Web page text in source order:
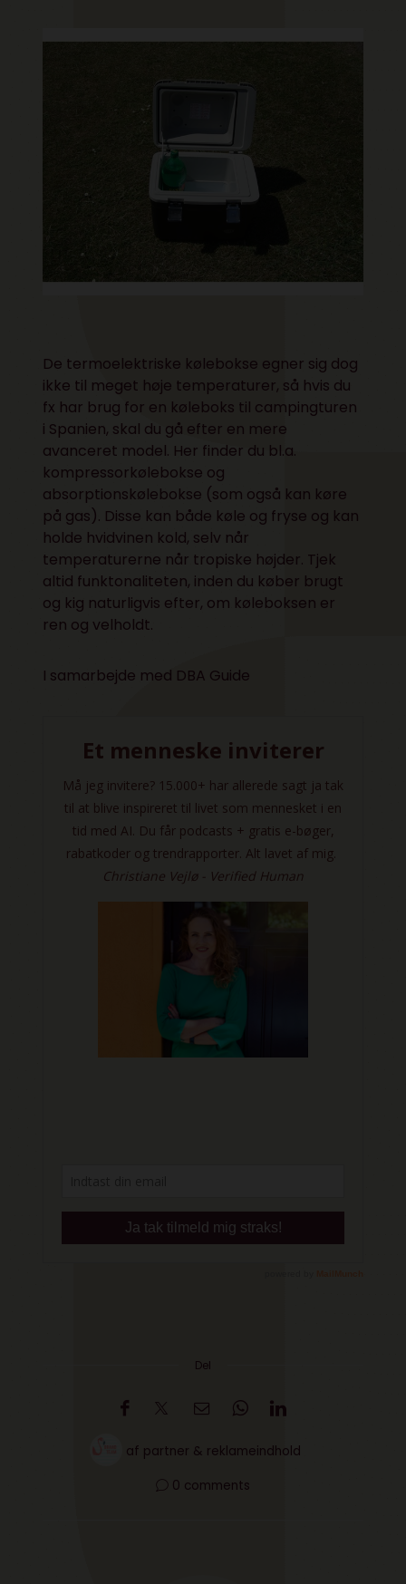
De termoelektriske kølebokse egner sig dog
ikke til meget høje temperaturer, så hvis du
fx har brug for en køleboks til campingturen
i Spanien, skal du gå efter en mere
avanceret model. Her finder du bl.a.
kompressorkølebokse og
absorptionskølebokse (som også kan køre
på gas). Disse kan både køle og fryse og kan
holde hvidvinen kold, selv når
temperaturerne når tropiske højder. Tjek
altid funktonaliteten, inden du køber brugt
og kig naturligvis efter, om køleboksen er
ren og velholdt.
I samarbejde med DBA Guide
Del
af partner & reklameindhold
0 comments